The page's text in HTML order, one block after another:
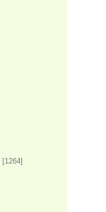
[1264]